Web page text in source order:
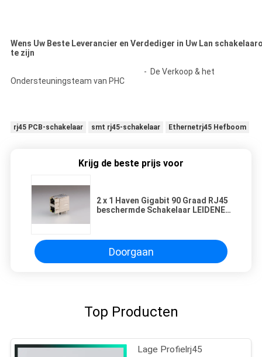
Wens Uw Beste Leverancier en Verdediger in Uw Lan
te zijn
- De Verkoop & het
Ondersteuningsteam van PHC
rj45 PCB-schakelaar smt rj45-schakelaar Ethernetrj45 Hefboom
Krijg de beste prijs voor
2 x 1 Haven Gigabit 90 Graad RJ45
beschermde Schakelaar LEIDENE
Doorgaan
Top Producten
Lage Profielrj45